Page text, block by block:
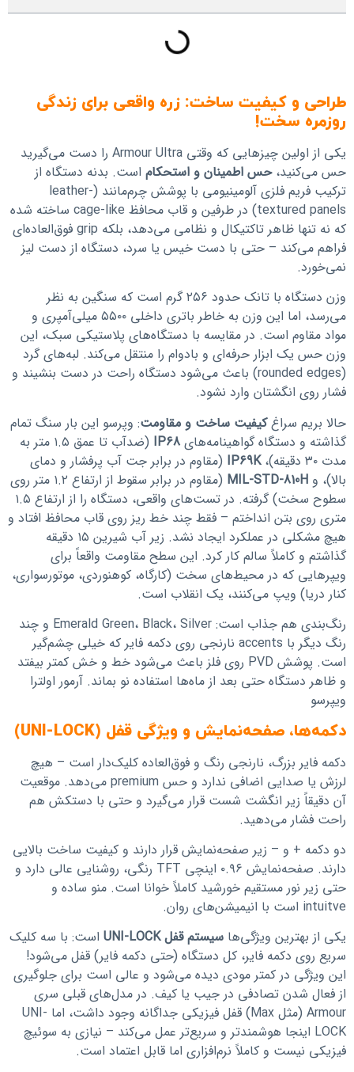
طراحی و کیفیت ساخت: زره واقعی برای زندگی
روزمره سخت!
یکی از اولین چیزهایی که وقتی Armour Ultra را دست می‌گیرید
حس می‌کنید،حس اطمینان و استحکام است. بدنه دستگاه از
ترکیب فریم فلزی آلومینیومی با پوشش چرم‌مانند (leather-
textured panels) در طرفین و قاب محافظ cage-like ساخته شده
که نه تنها ظاهر تاکتیکال و نظامی می‌دهد، بلکه grip فوق‌العاده‌ای
فراهم می‌کند – حتی با دست خیس یا سرد، دستگاه از دست لیز
نمی‌خورد.
وزن دستگاه با تانک حدود ۲۵۶ گرم است که سنگین به نظر
می‌رسد، اما این وزن به خاطر باتری داخلی ۵۵۰۰ میلی‌آمپری و
مواد مقاوم است. در مقایسه با دستگاه‌های پلاستیکی سبک، این
وزن حس یک ابزار حرفه‌ای و بادوام را منتقل می‌کند. لبه‌های گرد
(rounded edges) باعث می‌شود دستگاه راحت در دست بنشیند و
فشار روی انگشتان وارد نشود.
حالا بریم سراغکیفیت ساخت و مقاومت: وپرسو این بار سنگ تمام
گذاشته و دستگاه گواهینامه‌های IP68
(ضدآب تا عمق ۱.۵ متر به
مدت ۳۰ دقیقه)،
IP69K (مقاوم در برابر جت آب پرفشار و دمای
بالا)، و MIL-STD-810H
(مقاوم در برابر سقوط از ارتفاع ۱.۲ متر روی
سطوح سخت) گرفته. در تست‌های واقعی، دستگاه را از ارتفاع ۱.۵
متری روی بتن انداختم – فقط چند خط ریز روی قاب محافظ افتاد و
هیچ مشکلی در عملکرد ایجاد نشد. زیر آب شیرین ۱۵ دقیقه
گذاشتم و کاملاً سالم کار کرد. این سطح مقاومت واقعاً برای
ویپرهایی که در محیط‌های سخت (کارگاه، کوهنوردی، موتورسواری،
کنار دریا) ویپ می‌کنند، یک انقلاب است.
رنگ‌بندی هم جذاب است: Emerald Green، Black، Silver و چند
رنگ دیگر با accents نارنجی روی دکمه فایر که خیلی چشم‌گیر
است. پوشش PVD روی فلز باعث می‌شود خط و خش کمتر بیفتد
و ظاهر دستگاه حتی بعد از ماه‌ها استفاده نو بماند. آرمور اولترا
ویپرسو
دکمه‌ها، صفحه‌نمایش و ویژگی قفل (UNI-LOCK)
دکمه فایر بزرگ، نارنجی رنگ و فوق‌العاده کلیک‌دار است – هیچ
لرزش یا صدایی اضافی ندارد و حس premium می‌دهد. موقعیت
آن دقیقاً زیر انگشت شست قرار می‌گیرد و حتی با دستکش هم
راحت فشار می‌دهید.
دو دکمه + و – زیر صفحه‌نمایش قرار دارند و کیفیت ساخت بالایی
دارند. صفحه‌نمایش ۰.۹۶ اینچی TFT رنگی، روشنایی عالی دارد و
حتی زیر نور مستقیم خورشید کاملاً خوانا است. منو ساده و
intuitve است با انیمیشن‌های روان.
یکی از بهترین ویژگی‌ها سیستم قفل UNI-LOCK
است: با سه کلیک
سریع روی دکمه فایر، کل دستگاه (حتی دکمه فایر) قفل می‌شود!
این ویژگی در کمتر مودی دیده می‌شود و عالی است برای جلوگیری
از فعال شدن تصادفی در جیب یا کیف. در مدل‌های قبلی سری
Armour (مثل Max) قفل فیزیکی جداگانه وجود داشت، اما UNI-
LOCK اینجا هوشمندتر و سریع‌تر عمل می‌کند – نیازی به سوئیچ
فیزیکی نیست و کاملاً نرم‌افزاری اما قابل اعتماد است.